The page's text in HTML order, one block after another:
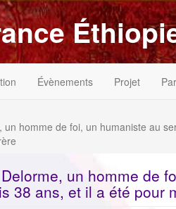
Évènements Projet
homme de foi, un humaniste au
un homme de
38 ans, et il a été pour